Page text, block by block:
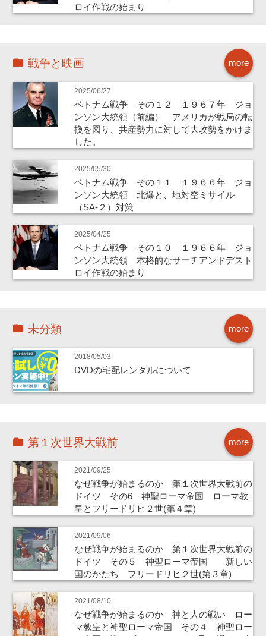
ロイ作戦の始まり
more
戦争と映画
2025/06/27
ベトナム戦争 その１２ １９６７年 ジョ
ンソン大統領（前編） アメリカが戦局の転
換を図り、共産勢力に対して大攻勢をかけま
した。
2025/05/30
ベトナム戦争 その１１ １９６６年 ジョ
ンソン大統領 北爆と、地対空ミサイル
（SA-２）対策
2025/04/25
ベトナム戦争 その１０ １９６６年 ジョ
ンソン大統領 本格的なサーチアンドデスト
ロイ作戦の始まり
more
未分類
2018/05/03
DVDの宅配レンタルについて
more
第１次世界大戦前
2021/09/25
なぜ戦争が始まるのか 第１次世界大戦前の
ドイツ その6 神聖ローマ帝国 ローマ教
皇とフリードリヒ２世(第４章)
2021/09/06
なぜ戦争が始まるのか 第１次世界大戦前の
ドイツ その５ 神聖ローマ帝国 新しい
国のかたち フリードリヒ２世(第３章)
2021/08/10
なぜ戦争が始まるのか 神と人の戦い ロー
マ教皇と神聖ローマ帝国 その４ 神聖ロー